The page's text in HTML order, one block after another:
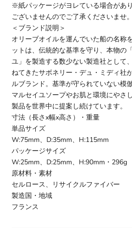
※紙パッケージがヨレている場合があ
ございませんのでご了承くださいませ。
＜ブランド説明＞
オリーブオイルを運んでいた船の名称
ットは、伝統的な基準を守り、本物の
ユ」を製造する数少ない製造社として
ねてきたサボネリー・デュ・ミディ社
ルブランド。基準が守られていない模
マルセイユソープやお肌と環境にやさ
製品を世界中に提案し続けています。
寸法（長さx幅x高さ）・重量
単品サイズ
W:75mm、D:35mm、H:115mm
パッケージサイズ
W:25mm、D:25mm、H:90mm・296g
原材料・素材
セルロース、リサイクルファイバー
製造国・地域
フランス